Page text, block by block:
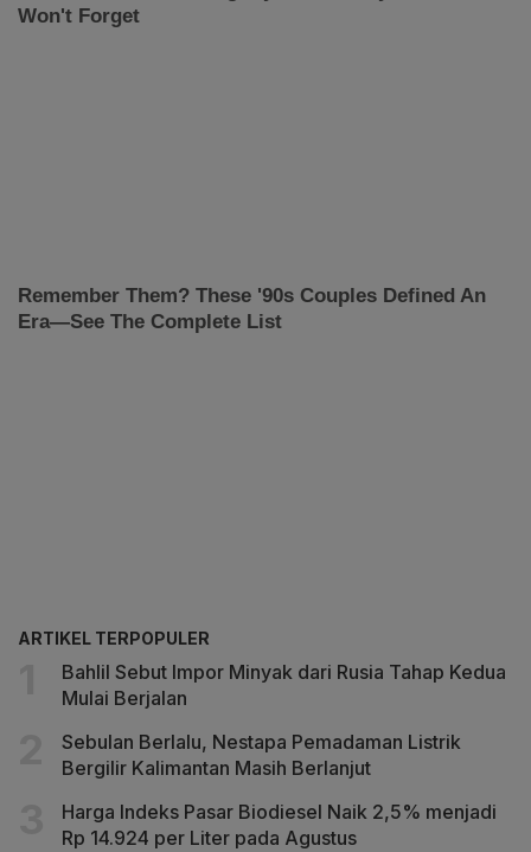
ARTIKEL TERPOPULER
Bahlil Sebut Impor Minyak dari Rusia Tahap Kedua
Mulai Berjalan
Sebulan Berlalu, Nestapa Pemadaman Listrik
Bergilir Kalimantan Masih Berlanjut
Harga Indeks Pasar Biodiesel Naik 2,5% menjadi
Rp 14.924 per Liter pada Agustus